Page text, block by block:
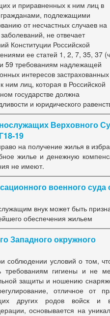
и приравненных к ним лиц в
подлежащими
от несчастных случаев на
не отвечает
Конституции Российской
еестатей 1 , 2, 7, 35, 37 (
59 требованиям надлежащей
интересов
лиц, которая в Российской
государстве должна
и юридического
Верховного
19
на получение жилья в
жилье и денежную
не имеют.
военного суда
внук может быть
обеспечения жильем
Западного окружного
соблюдении условий о том,
требованиям гигиены и не
защиты и ношению
отличное от
других родов войск и
основывается на